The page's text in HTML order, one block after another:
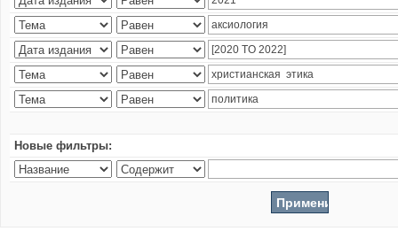
Новые фильтры: